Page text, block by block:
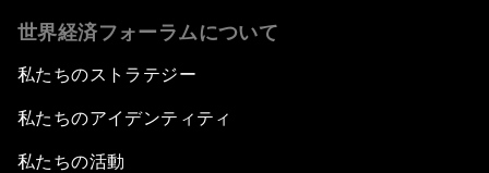
世界経済フォーラムについて
私たちのストラテジー
私たちのアイデンティティ
私たちの活動